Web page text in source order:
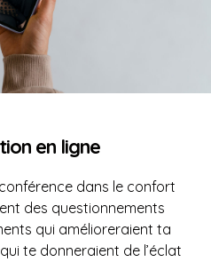
en ligne
dans le confort
des questionnements
qui amélioreraient ta
te donneraient de l’éclat